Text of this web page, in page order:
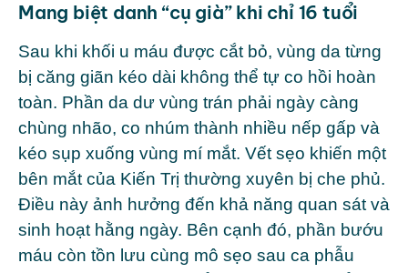
Mang biệt danh “cụ già” khi chỉ 16 tuổi
Sau khi khối u máu được cắt bỏ, vùng da từng
bị căng giãn kéo dài không thể tự co hồi hoàn
toàn. Phần da dư vùng trán phải ngày càng
chùng nhão, co nhúm thành nhiều nếp gấp và
kéo sụp xuống vùng mí mắt. Vết sẹo khiến một
bên mắt của Kiến Trị thường xuyên bị che phủ.
Điều này ảnh hưởng đến khả năng quan sát và
sinh hoạt hằng ngày. Bên cạnh đó, phần bướu
máu còn tồn lưu cùng mô sẹo sau ca phẫu